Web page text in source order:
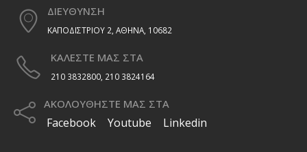
ΔΙΕΥΘΥΝΣΗ
ΚΑΠΟΔΙΣΤΡΙΟΥ 2, ΑΘΗΝΑ, 10682
ΚΑΛΕΣΤΕ ΜΑΣ ΣΤΑ
210 3832800, 210 3824164
ΑΚΟΛΟΥΘΗΣΤΕ ΜΑΣ ΣΤΑ
Facebook Youtube Linkedin